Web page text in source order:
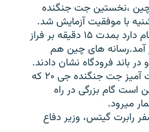
چین ،نخستین جت جنگنده
با موفقیت آزمایش شد.
این جت جنگنده که جی ۲۰ نام دارد بمدت ۱۵ دقیقه بر فراز
آمد.رسانه های چین هم
در باند فرودگاه نشان دادند.
گفته میشود آزمایش موفقیت آمیز جت جنگنده جی ۲۰ که
است گام بزرگی در راه
میرود.
رابرت گیتس، وزیر دفاع